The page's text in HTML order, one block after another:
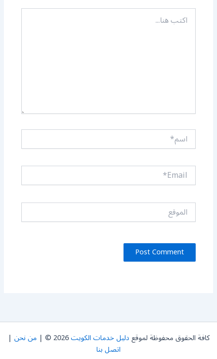
اكتب
هنا...
اسم*
Email*
الموقع
كافة الحقوق محفوظة لموقعدليل خدمات الكويت2026 © | من نحن |
اتصل بنا